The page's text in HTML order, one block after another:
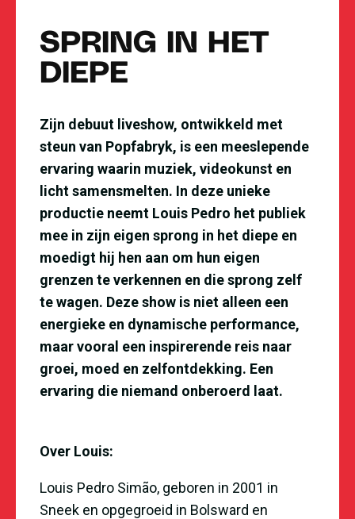
SPRING IN HET
DIEPE
Zijn debuut liveshow, ontwikkeld met
steun van Popfabryk, is een meeslepende
ervaring waarin muziek, videokunst en
licht samensmelten. In deze unieke
productie neemt Louis Pedro het publiek
mee in zijn eigen sprong in het diepe en
moedigt hij hen aan om hun eigen
grenzen te verkennen en die sprong zelf
te wagen. Deze show is niet alleen een
energieke en dynamische performance,
maar vooral een inspirerende reis naar
groei, moed en zelfontdekking. Een
ervaring die niemand onberoerd laat.
Over Louis:
Louis Pedro Simão, geboren in 2001 in
Sneek en opgegroeid in Bolsward en